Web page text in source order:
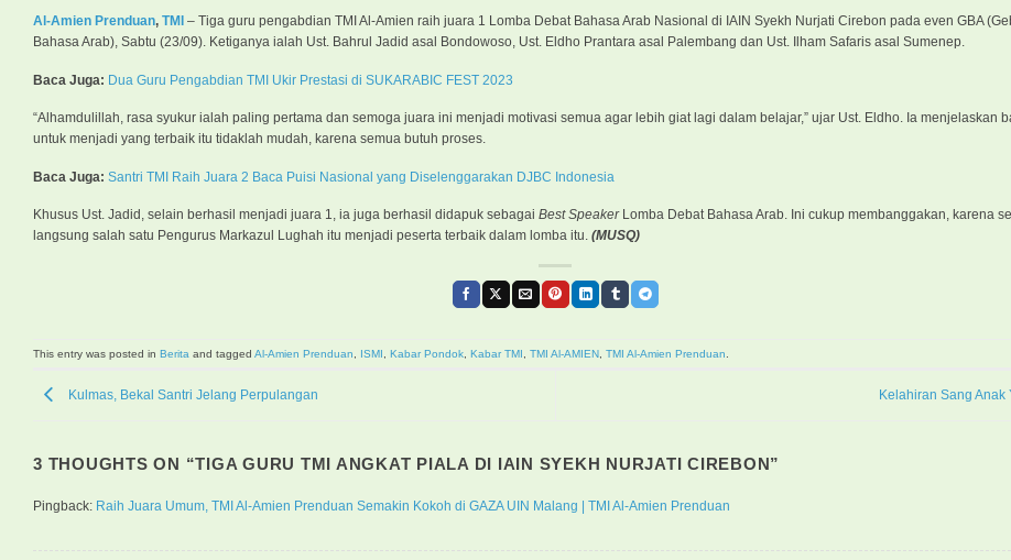
Al-Amien Prenduan, TMI – Tiga guru pengabdian TMI Al-Amien raih juara 1 Lomba Debat Bahasa Arab Nasional di IAIN Syekh Nurjati Cirebon pada even GBA
Bahasa Arab), Sabtu (23/09). Ketiganya ialah Ust. Bahrul Jadid asal Bondowoso, Ust. Eldho Prantara asal Palembang dan Ust. Ilham Safaris asal Sumenep.
Baca Juga: Dua Guru Pengabdian TMI Ukir Prestasi di SUKARABIC FEST 2023
“Alhamdulillah, rasa syukur ialah paling pertama dan semoga juara ini menjadi motivasi semua agar lebih giat lagi dalam belajar,” ujar Ust. Eldho. Ia menjelaskan
untuk menjadi yang terbaik itu tidaklah mudah, karena semua butuh proses.
Baca Juga: Santri TMI Raih Juara 2 Baca Puisi Nasional yang Diselenggarakan DJBC Indonesia
Khusus Ust. Jadid, selain berhasil menjadi juara 1, ia juga berhasil didapuk sebagai Best SpeakerLomba Debat Bahasa Arab. Ini cukup membanggakan, karena
langsung salah satu Pengurus Markazul Lughah itu menjadi peserta terbaik dalam lomba itu. (MUSQ)
This entry was posted in Berita and tagged Al-Amien Prenduan ISMI Kabar Pondok Kabar TMI TMI Al-AMIEN TMI Al-Amien Prenduan
Kulmas, Bekal Santri Jelang Perpulangan Kelahiran Sang Anak
3 THOUGHTS ON “TIGA GURU TMI ANGKAT PIALA DI IAIN SYEKH NURJATI CIREBON”
Pingback: Raih Juara Umum, TMI Al-Amien Prenduan Semakin Kokoh di GAZA UIN Malang | TMI Al-Amien Prenduan